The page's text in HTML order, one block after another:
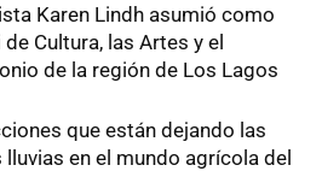
Karen Lindh asumió como
de Cultura, las Artes y el
de la región de Los Lagos
que están dejando las
en el mundo agrícola del